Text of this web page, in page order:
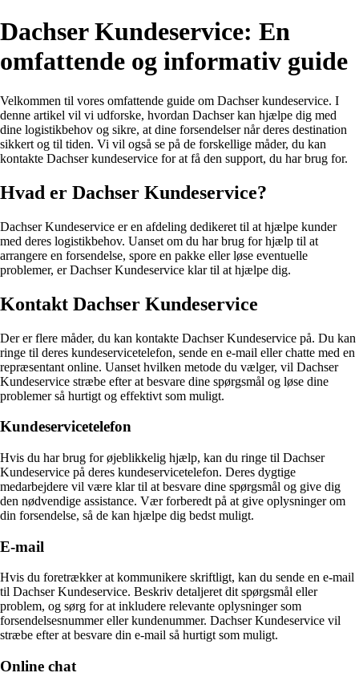
Dachser Kundeservice: En
omfattende og informativ guide
Velkommen til vores omfattende guide om Dachser kundeservice. I
denne artikel vil vi udforske, hvordan Dachser kan hjælpe dig med
dine logistikbehov og sikre, at dine forsendelser når deres destination
sikkert og til tiden. Vi vil også se på de forskellige måder, du kan
kontakte Dachser kundeservice for at få den support, du har brug for.
Hvad er Dachser Kundeservice?
Dachser Kundeservice er en afdeling dedikeret til at hjælpe kunder
med deres logistikbehov. Uanset om du har brug for hjælp til at
arrangere en forsendelse, spore en pakke eller løse eventuelle
problemer, er Dachser Kundeservice klar til at hjælpe dig.
Kontakt Dachser Kundeservice
Der er flere måder, du kan kontakte Dachser Kundeservice på. Du kan
ringe til deres kundeservicetelefon, sende en e-mail eller chatte med en
repræsentant online. Uanset hvilken metode du vælger, vil Dachser
Kundeservice stræbe efter at besvare dine spørgsmål og løse dine
problemer så hurtigt og effektivt som muligt.
Kundeservicetelefon
Hvis du har brug for øjeblikkelig hjælp, kan du ringe til Dachser
Kundeservice på deres kundeservicetelefon. Deres dygtige
medarbejdere vil være klar til at besvare dine spørgsmål og give dig
den nødvendige assistance. Vær forberedt på at give oplysninger om
din forsendelse, så de kan hjælpe dig bedst muligt.
E-mail
Hvis du foretrækker at kommunikere skriftligt, kan du sende en e-mail
til Dachser Kundeservice. Beskriv detaljeret dit spørgsmål eller
problem, og sørg for at inkludere relevante oplysninger som
forsendelsesnummer eller kundenummer. Dachser Kundeservice vil
stræbe efter at besvare din e-mail så hurtigt som muligt.
Online chat